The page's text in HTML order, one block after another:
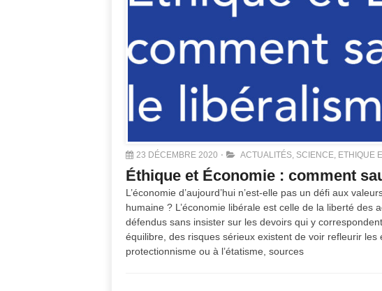
23 DÉCEMBRE 2020 ACTUALITÉS, SCIENCE, ETHIQUE
Éthique et Économie : comment
L’économie d’aujourd’hui n’est-elle pas un défi aux
humaine ? L’économie libérale est celle de la liberté des
défendus sans insister sur les devoirs qui y
équilibre, des risques sérieux existent de voir refleurir
protectionnisme ou à l’étatisme, sources